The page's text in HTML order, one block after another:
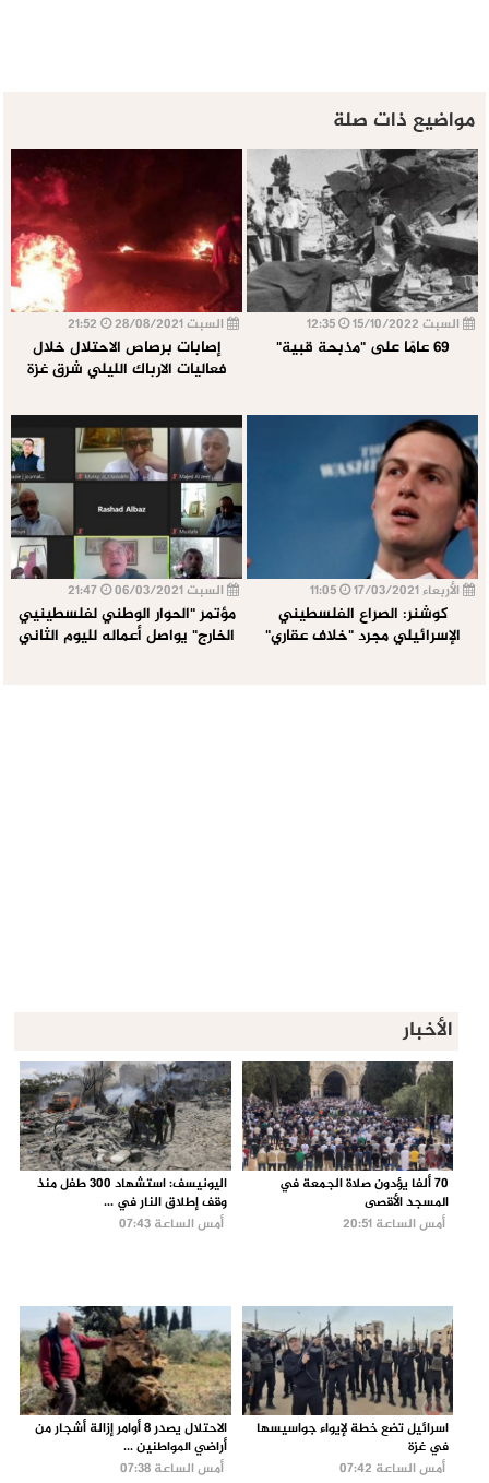
مواضيع ذات صلة
السبت 15/10/2022
69 عامًا على "مذبحة قبية"
السبت 28/08/2021
إصابات برصاص الاحتلال خلال
فعاليات الارباك الليلي شرق غزة
الأربعاء 17/03/2021
كوشنر: الصراع الفلسطيني
الإسرائيلي مجرد "خلاف عقاري"
السبت 06/03/2021
مؤتمر "الحوار الوطني لفلسطينيي
الخارج" يواصل أعماله لليوم الثاني
الأخبار
70 ألفا يؤدون صلاة الجمعة في
المسجد الأقصى
أمس الساعة 20:51
اليونيسف: استشهاد 300 طفل منذ
وقف إطلاق النار في ...
أمس الساعة 07:43
اسرائيل تضع خطة لإيواء جواسيسها
في غزة
أمس الساعة 07:42
الاحتلال يصدر 8 أوامر إزالة أشجار من
أراضي المواطنين ...
أمس الساعة 07:38